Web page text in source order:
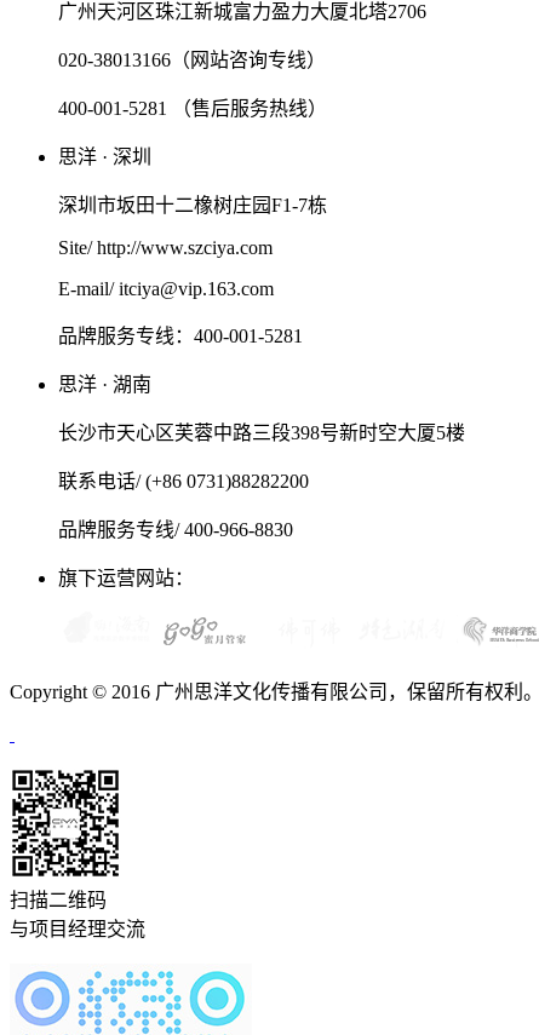
广州天河区珠江新城富力盈力大厦北塔2706
020-38013166（网站咨询专线）
400-001-5281 （售后服务热线）
思洋 · 深圳
深圳市坂田十二橡树庄园F1-7栋
Site/ http://www.szciya.com
E-mail/ itciya@vip.163.com
品牌服务专线：400-001-5281
思洋 · 湖南
长沙市天心区芙蓉中路三段398号新时空大厦5楼
联系电话/ (+86 0731)88282200
品牌服务专线/ 400-966-8830
旗下运营网站：
Copyright © 2016 广州思洋文化传播有限公司，保留所有权利。
扫描二维码
与项目经理交流